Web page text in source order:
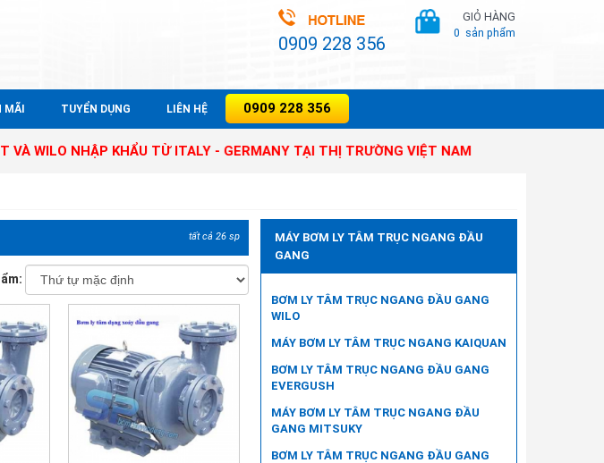
0909 228 356
GIỎ HÀNG
0 sản phẩm
MÃI TUYỂN DỤNG LIÊN HỆ 0909 228 356
KHẨU TỪ ITALY - GERMANY TẠI THỊ TRƯỜNG VIỆT NAM
tất cả 26 sp
MÁY BƠM LY TÂM TRỤC NGANG ĐẦU
GANG
BƠM LY TÂM TRỤC NGANG ĐẦU GANG
WILO
MÁY BƠM LY TÂM TRỤC NGANG KAIQUAN
BƠM LY TÂM TRỤC NGANG ĐẦU GANG
EVERGUSH
MÁY BƠM LY TÂM TRỤC NGANG ĐẦU
GANG MITSUKY
BƠM LY TÂM TRỤC NGANG ĐẦU GANG